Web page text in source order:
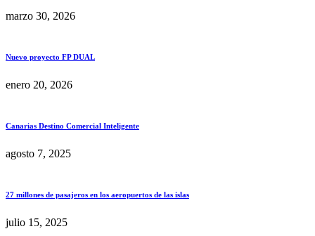
marzo 30, 2026
Nuevo proyecto FP DUAL
enero 20, 2026
Canarias Destino Comercial Inteligente
agosto 7, 2025
27 millones de pasajeros en los aeropuertos de las islas
julio 15, 2025